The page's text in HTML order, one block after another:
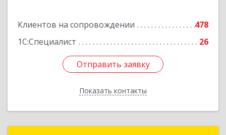
Клиентов на сопровождении
478
1С:Специалист
26
Отправить заявку
Показать контакты
Отправить заявку
Назад